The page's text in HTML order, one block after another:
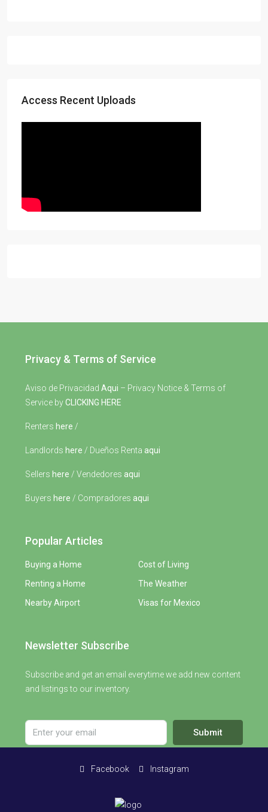
Access Recent Uploads
Privacy & Terms of Service
Aviso de Privacidad Aqui – Privacy Notice & Terms of
Service byCLICKING HERE
Renters here /
Landlords here / Dueños Renta aqui
Sellers here / Vendedores aqui
Buyers here / Compradores aqui
Popular Articles
Buying a Home
Renting a Home
Nearby Airport
Cost of Living
The Weather
Visas for Mexico
Newsletter Subscribe
Subscribe and get an email everytime we add new content
and listings to our inventory.
Submit
Facebook Instagram